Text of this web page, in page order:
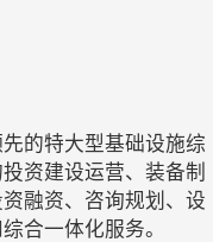
的特大型基础设施综
资建设运营、装备制
融资、咨询规划、设
合一体化服务。